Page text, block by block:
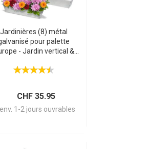
Jardinières (8) métal
pour palette
- Jardin vertical &
- Robustes,
CHF 35.95
1-2 jours ouvrables